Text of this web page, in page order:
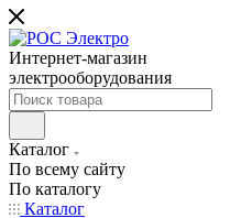
Интернет-магазин
электрооборудования
Каталог
По всему сайту
По каталогу
Каталог